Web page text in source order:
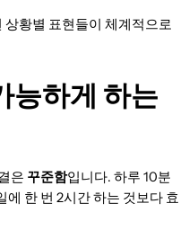
상황별 표현들이 체계적으로
능하게 하는
은 꾸준함입니다. 하루 10분
한 번 2시간 하는 것보다 효